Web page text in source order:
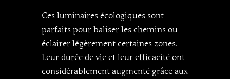
Ces luminaires écologiques sont
parfaits pour baliser les chemins ou
éclairer légèrement certaines zones.
Leur durée de vie et leur efficacité ont
considérablement augmenté grâce aux